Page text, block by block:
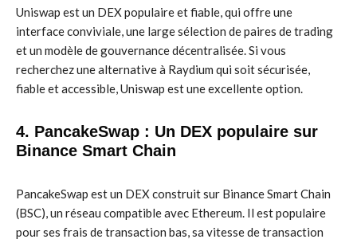
Uniswap est un DEX populaire et fiable, qui offre une
interface conviviale, une large sélection de paires de trading
et un modèle de gouvernance décentralisée. Si vous
recherchez une alternative à Raydium qui soit sécurisée,
fiable et accessible, Uniswap est une excellente option.
4. PancakeSwap : Un DEX populaire sur
Binance Smart Chain
PancakeSwap est un DEX construit sur Binance Smart Chain
(BSC), un réseau compatible avec Ethereum. Il est populaire
pour ses frais de transaction bas, sa vitesse de transaction